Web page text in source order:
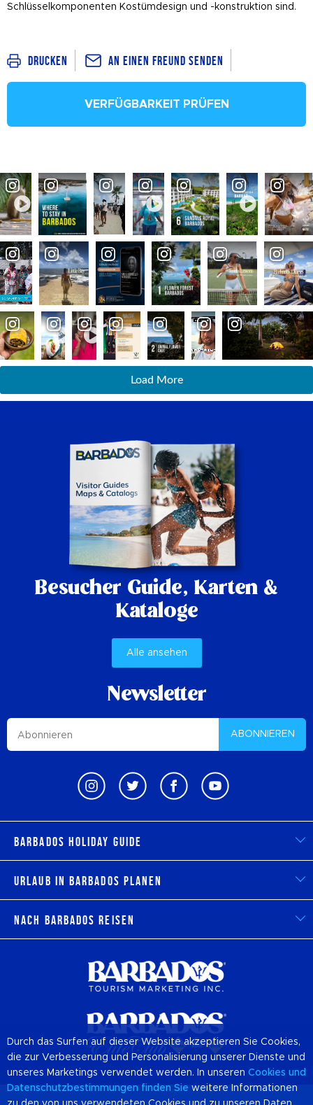
Schlüsselkomponenten Kostümdesign und -konstruktion sind.
Drucken An einen Freund senden
VERFÜGBARKEIT PRÜFEN
Load More
Besucher Guide, Karten &
Kataloge
Alle ansehen
Newsletter
ABONNIEREN
Barbados Holiday Guide
Urlaub in Barbados planen
Nach Barbados reisen
Durch das Surfen auf dieser Website akzeptieren Sie Cookies,
die zur Verbesserung und Personalisierung unserer Dienste und
unseres Marketings verwendet werden. In unseren Cookies und
Datenschutzbestimmungen finden Sie weitere Informationen